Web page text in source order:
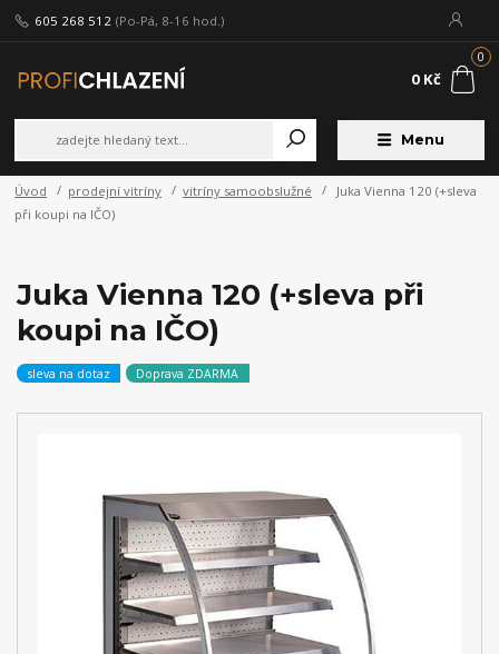
Menu
605 268 512 (Po-Pá, 8-16 hod.)
0
0 Kč
Úvod prodejní vitríny vitríny samoobslužné
Juka Vienna 120 (+sleva
při koupi na IČO)
Juka Vienna 120 (+sleva při
koupi na IČO)
sleva na dotaz Doprava ZDARMA